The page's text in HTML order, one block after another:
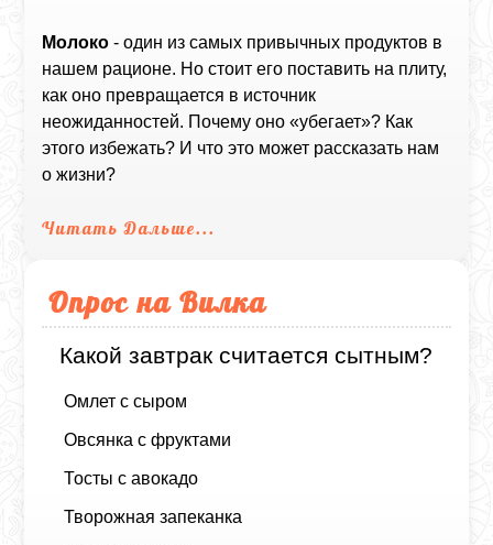
Молоко - один из самых привычных продуктов в
нашем рационе. Но стоит его поставить на плиту,
как оно превращается в источник
неожиданностей. Почему оно «убегает»? Как
этого избежать? И что это может рассказать нам
о жизни?
Читать Дальше...
Опрос на Вилка
Какой завтрак считается сытным?
Омлет с сыром
Овсянка с фруктами
Тосты с авокадо
Творожная запеканка